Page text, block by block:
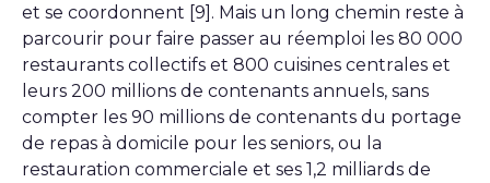
et se coordonnent [9]. Mais un long chemin reste à
parcourir pour faire passer au réemploi les 80 000
restaurants collectifs et 800 cuisines centrales et
leurs 200 millions de contenants annuels, sans
compter les 90 millions de contenants du portage
de repas à domicile pour les seniors, ou la
restauration commerciale et ses 1,2 milliards de